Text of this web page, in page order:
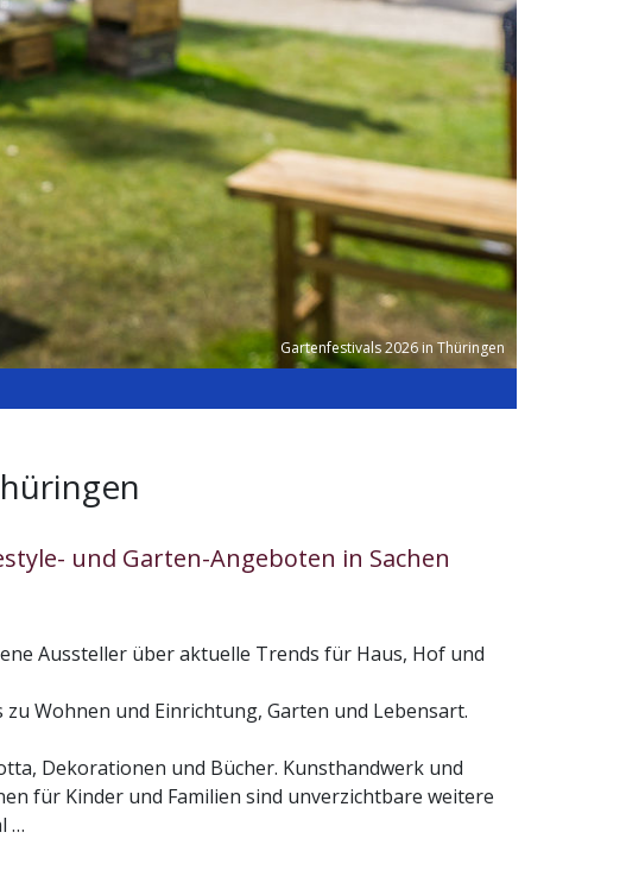
Gartenfestivals 2026 in Thüringen
und Garten-Angeboten in Sachen
Aussteller über aktuelle Trends für Haus, Hof und
Wohnen und Einrichtung, Garten und Lebensart.
Dekorationen und Bücher. Kunsthandwerk und
für Kinder und Familien sind unverzichtbare weitere
…